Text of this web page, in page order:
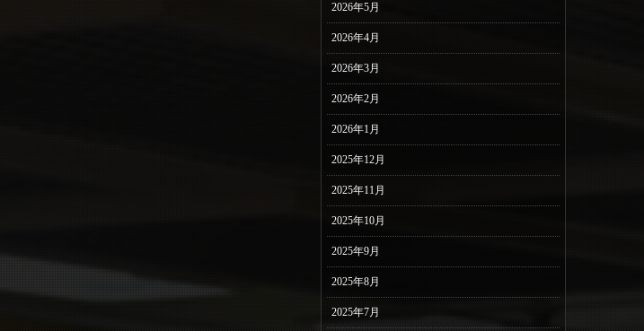
2026年5月
2026年4月
2026年3月
2026年2月
2026年1月
2025年12月
2025年11月
2025年10月
2025年9月
2025年8月
2025年7月